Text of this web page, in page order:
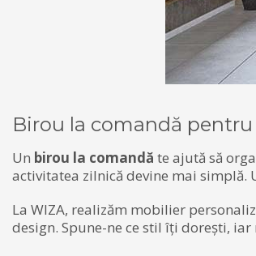
Birou la comandă
Un birou la comandă te ajută să
activitatea zilnică devine mai
La WIZA, realizăm mobilier
design. Spune-ne ce stil îți dorești,